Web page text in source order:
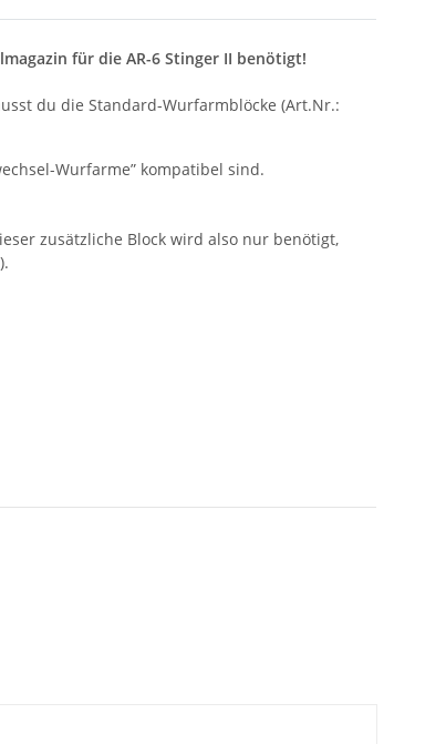
für die AR-6 Stinger II benötigt!
du die Standard-Wurfarmblöcke (Art.Nr.:
Wurfarme” kompatibel sind.
zusätzliche Block wird also nur benötigt,